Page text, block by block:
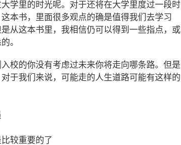
学里的时光呢。对于还将在大学里度过一段时
本书，里面很多观点的确是值得我们去学习
从这本书里，我相信仍可以得到一些指点，或
。
校的你没有考虑过未来你将走向哪条路。但是
于我们来说，可能走的人生道路可能有这样的
较重要的了